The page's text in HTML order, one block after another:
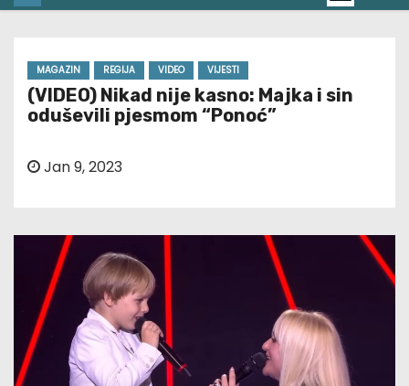
MAGAZIN REGIJA VIDEO VIJESTI
(VIDEO) Nikad nije kasno: Majka i sin
oduševili pjesmom “Ponoć”
Jan 9, 2023